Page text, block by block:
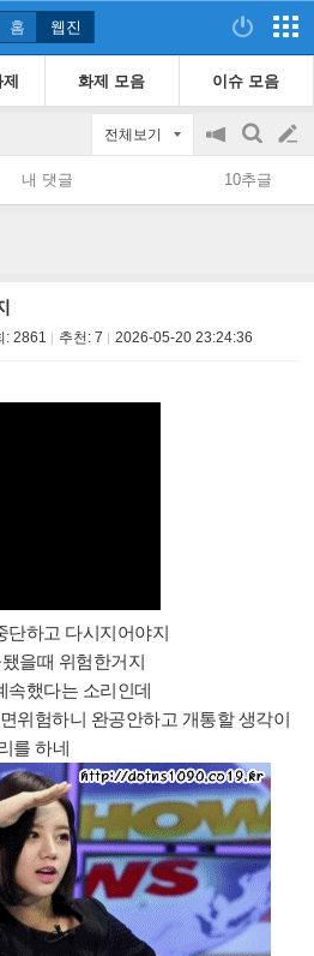
홈 웹진
화제 모음 이슈 모음
전체보기
공
지
on/off
검
색
글
쓰
내 댓글 10추글
: 2861 추천: 7 2026-05-20 23:24:36
단하고 다시지어야지
을때 위험한거지
속했다는 소리인데
위험하니 완공안하고 개통할 생각이
를 하네